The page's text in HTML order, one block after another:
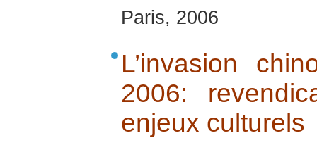
Paris, 2006
L’invasion
2006:
enjeux culturels